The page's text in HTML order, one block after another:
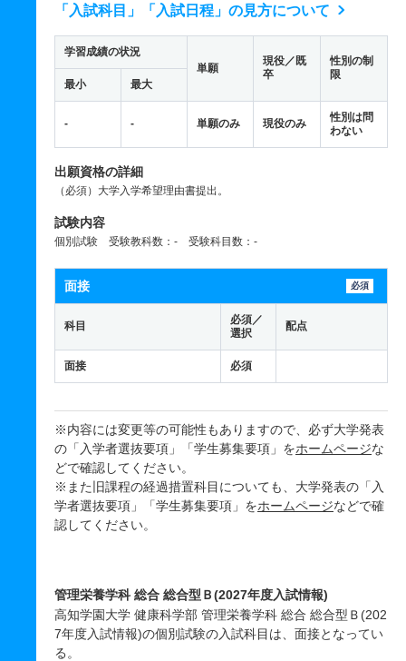
「入試科目」「入試日程」の見方について
学習成績の状況
単願
現役／既
卒
性別の制
限
最小 最大
- - 単願のみ 現役のみ
性別は問
わない
出願資格の詳細
（必須）大学入学希望理由書提出。
試験内容
個別試験 受験教科数：- 受験科目数：-
面接 必須
科目
必須／
選択
配点
面接 必須
※内容には変更等の可能性もありますので、必ず大学発表
の「入学者選抜要項」「学生募集要項」をホームページな
どで確認してください。
※また旧課程の経過措置科目についても、大学発表の「入
学者選抜要項」「学生募集要項」をホームページなどで確
認してください。
管理栄養学科 総合 総合型Ｂ(2027年度入試情報)
高知学園大学 健康科学部 管理栄養学科 総合 総合型Ｂ(202
7年度入試情報)の個別試験の入試科目は、面接となってい
る。